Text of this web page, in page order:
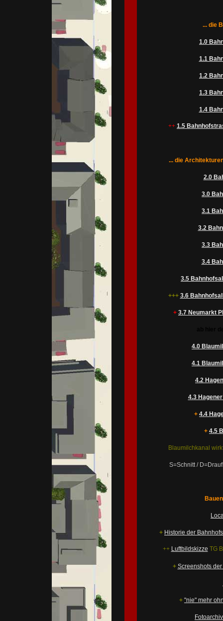
... die
1.0
1.1
1.2
1.3
1.4
++ 1.5
... die
2.0
3.0
3.1
3.2
3.3
3.4
3.5
+++ 3.6
+ 3.7 Neumarkt
4.0
4.1
4.2
4.3
+ 4.4
+ 4.5
Blaumilchkanal
S=Schnitt /
+ Historie der
++ Luftbildskizze TG
+ Screenshots
+ "nie" mehr